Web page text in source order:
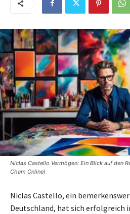
Niclas Castello Vermögen: Ein Blick auf den
Cham Online)
Niclas Castello, ein
Deutschland, hat sich erfolgreich